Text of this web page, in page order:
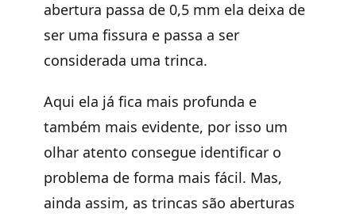
abertura passa de 0,5 mm ela deixa de
ser uma fissura e passa a ser
considerada uma trinca.
Aqui ela já fica mais profunda e
também mais evidente, por isso um
olhar atento consegue identificar o
problema de forma mais fácil. Mas,
ainda assim, as trincas são aberturas